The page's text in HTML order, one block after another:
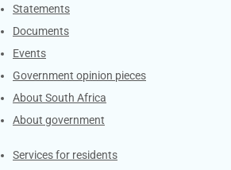
Explore Gov.za
Statements
Documents
Events
Government opinion pieces
About South Africa
About government
Contacts
Services for residents